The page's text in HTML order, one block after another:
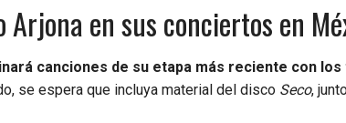
en sus conciertos en
canciones de su etapa más reciente con
se espera que incluya material del disco Seco,